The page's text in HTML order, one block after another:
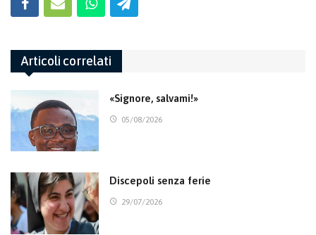
Articoli correlati
«Signore, salvami!»
05/08/2026
Discepoli senza ferie
29/07/2026